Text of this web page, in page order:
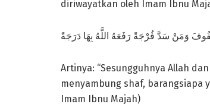
diriwayatkan oleh Imam Ibnu
وَمَنْ سَدَّ فُرْجَةً رَفَعَهُ اللَّهُ بِهَا دَرَجَةً
Artinya: “Sesungguhnya Allah
menyambung shaf, barangsiapa
Imam Ibnu Majah)